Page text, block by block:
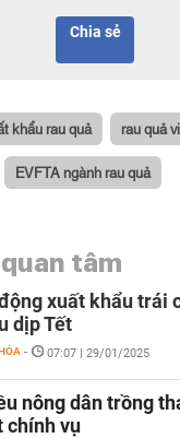
Chia sẻ
khẩu rau quả rau quả
EVFTA ngành rau quả
tâm
xuất khẩu trái
dịp Tết
- 07:07 | 29/01/2025
nông dân trồng
chính vụ